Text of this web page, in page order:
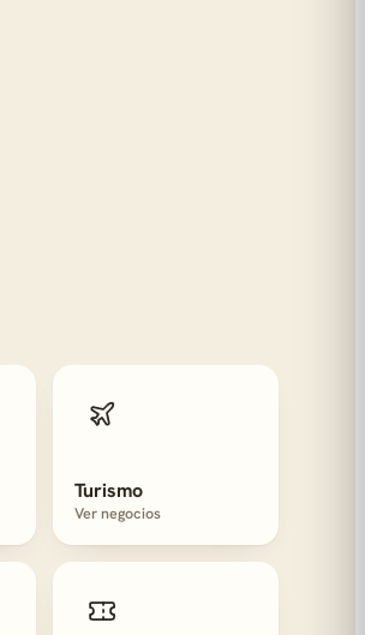
Turismo
Ver negocios